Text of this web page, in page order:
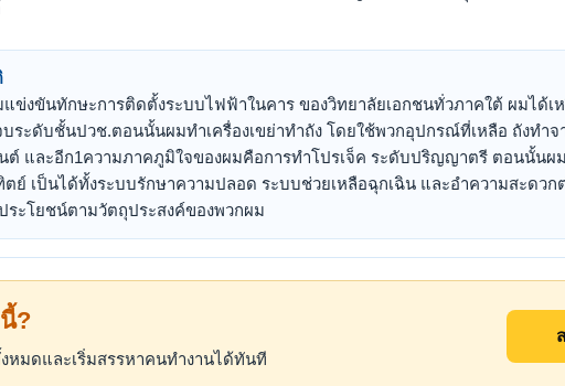
ข่งขันทักษะการติดตั้งระบบไฟฟ้าในคาร ของวิทยาลัยเอกชนทั่วภาคใต้ ผมได้
ระดับชั้นปวช.ตอนนั้นผมทำเครื่องเขย่าทำถัง โดยใช้พวกอุปกรณ์ที่เหลือ ถังทำจ
ต์ และอีก1ความภาคภูมิใจของผมคือการทำโปรเจ็ค ระดับปริญญาตรี ตอนนั้นผ
ตย์ เป็นได้ทั้งระบบรักษาความปลอด ระบบช่วยเหลือฉุกเฉิน และอำความสะดว
ระโยชน์ตามวัตถุประสงค์ของพวกผม
?
มดและเริ่มสรรหาคนทำงานได้ทันที